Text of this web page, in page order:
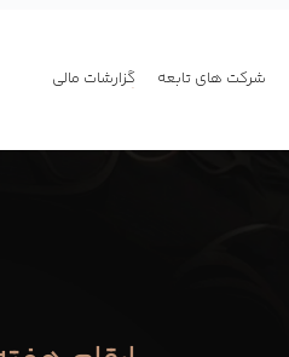
شرکت های تابعه گزارشات مالی